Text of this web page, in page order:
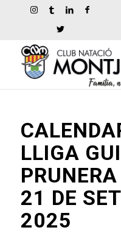
LLIGA
21 DE
2025